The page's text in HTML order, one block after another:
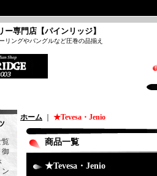
専門店【パインリッジ】
リングやバングルなど圧巻の品揃え
覧
御
ン
ホーム ★Tevesa・Jenio
商品一覧
★Tevesa・Jenio